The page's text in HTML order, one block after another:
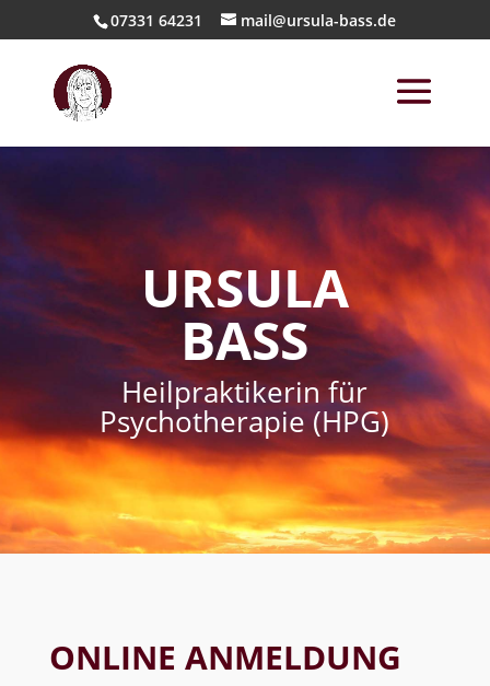
07331 64231 mail@ursula-bass.de
URSULA
BASS
Heilpraktikerin für
Psychotherapie (HPG)
ONLINE ANMELDUNG